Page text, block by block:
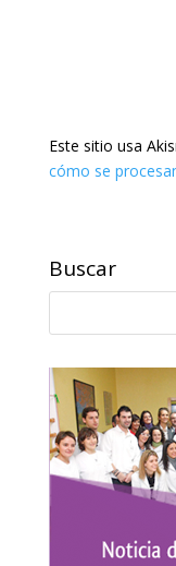
Este sitio usa
cómo se
Buscar